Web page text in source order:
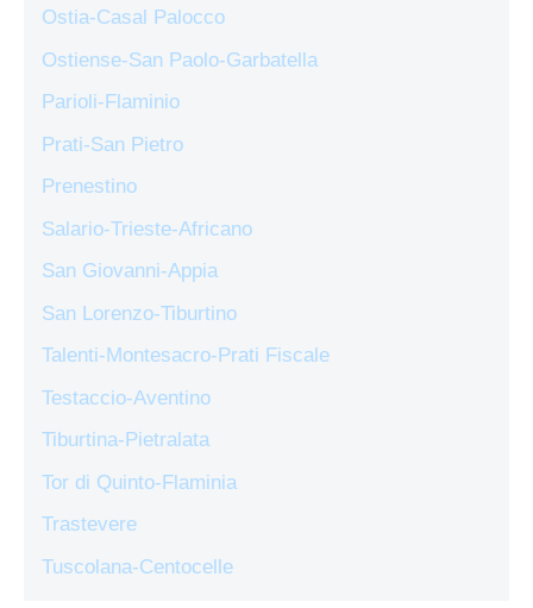
Ostia-Casal Palocco
Ostiense-San Paolo-Garbatella
Parioli-Flaminio
Prati-San Pietro
Prenestino
Salario-Trieste-Africano
San Giovanni-Appia
San Lorenzo-Tiburtino
Talenti-Montesacro-Prati Fiscale
Testaccio-Aventino
Tiburtina-Pietralata
Tor di Quinto-Flaminia
Trastevere
Tuscolana-Centocelle